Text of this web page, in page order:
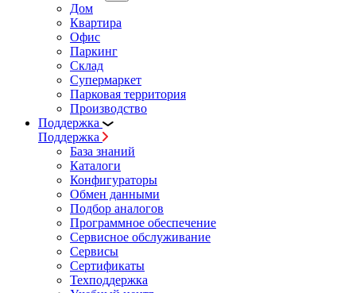
Дом
Квартира
Офис
Паркинг
Склад
Супермаркет
Парковая территория
Производство
Поддержка
Поддержка
База знаний
Каталоги
Конфигураторы
Обмен данными
Подбор аналогов
Программное обеспечение
Сервисное обслуживание
Сервисы
Сертификаты
Техподдержка